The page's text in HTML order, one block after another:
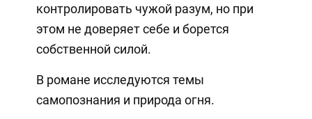
контролировать чужой разум, но при
этом не доверяет себе и борется
собственной силой.
В романе исследуются темы
самопознания и природа огня.